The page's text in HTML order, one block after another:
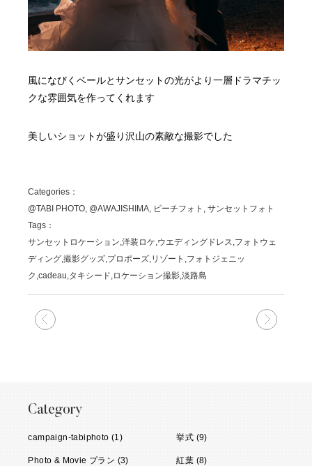
風になびくベールとサンセットの光がより一層ドラマチッ
クな雰囲気を作ってくれます
美しいショットが盛り沢山の素敵な撮影でした
Categories：
@TABI PHOTO, @AWAJISHIMA, ビーチフォト, サンセットフォト
Tags：
サンセットロケーション,洋装ロケ,ウエディングドレス,フォトウェ
ディング,撮影グッズ,プロポーズ,リゾート,フォトジェニッ
ク,cadeau,タキシード,ロケーション撮影,淡路島
Category
campaign-tabiphoto (1) 挙式 (9)
Photo & Movie プラン (3) 紅葉 (8)